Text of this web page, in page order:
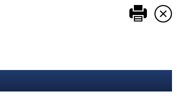
このペ